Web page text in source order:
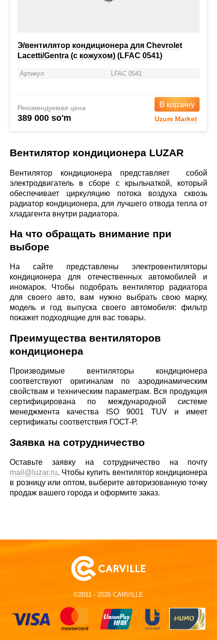
Э/вентилятор кондиционера для Chevrolet
Lacetti/Gentra (с кожухом) (LFAC 0541)
Артикул LFAC 0541
Рекомендуемая цена
389 000 so'm
В корзину
Uzum Market
Вентилятор кондиционера LUZAR
Вентилятор кондиционера представляет собой
электродвигатель в сборе с крыльчаткой, который
обеспечивает циркуляцию потока воздуха сквозь
радиатор кондиционера, для лучшего отвода тепла от
хладагента внутри радиатора.
На что обращать внимание при
выборе
На сайте представлены электровентиляторы
кондиционера для отечественных автомобилей и
иномарок. Чтобы подобрать вентилятор радиатора
для своего авто, вам нужно выбрать свою марку,
модель и год выпуска своего автомобиля: фильтр
покажет подходящие для вас товары.
Преимущества вентиляторов
кондиционера
Производимые вентиляторы кондиционера
соответствуют оригиналам по аэродинамическим
свойствам и техническим параметрам. Вся продукция
сертифицирована по международной системе
менеджмента качества ISO 9001 TUV и имеет
сертификаты соответствия ГОСТ-Р.
Заявка на сотрудничество
Оставьте заявку на сотрудничество на почту
mail@luzar.ru. Чтобы купить вентилятор кондиционера
в розницу или оптом, выберите авторизованную точку
продаж вашего города и оформите заказ.
©2011 - 2026 CARVILLE